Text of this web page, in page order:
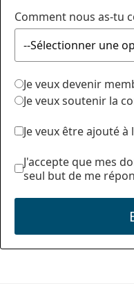
Comment nous as-tu
Je veux devenir
Je veux soutenir la
Je veux être ajouté
J'accepte que mes
seul but de me